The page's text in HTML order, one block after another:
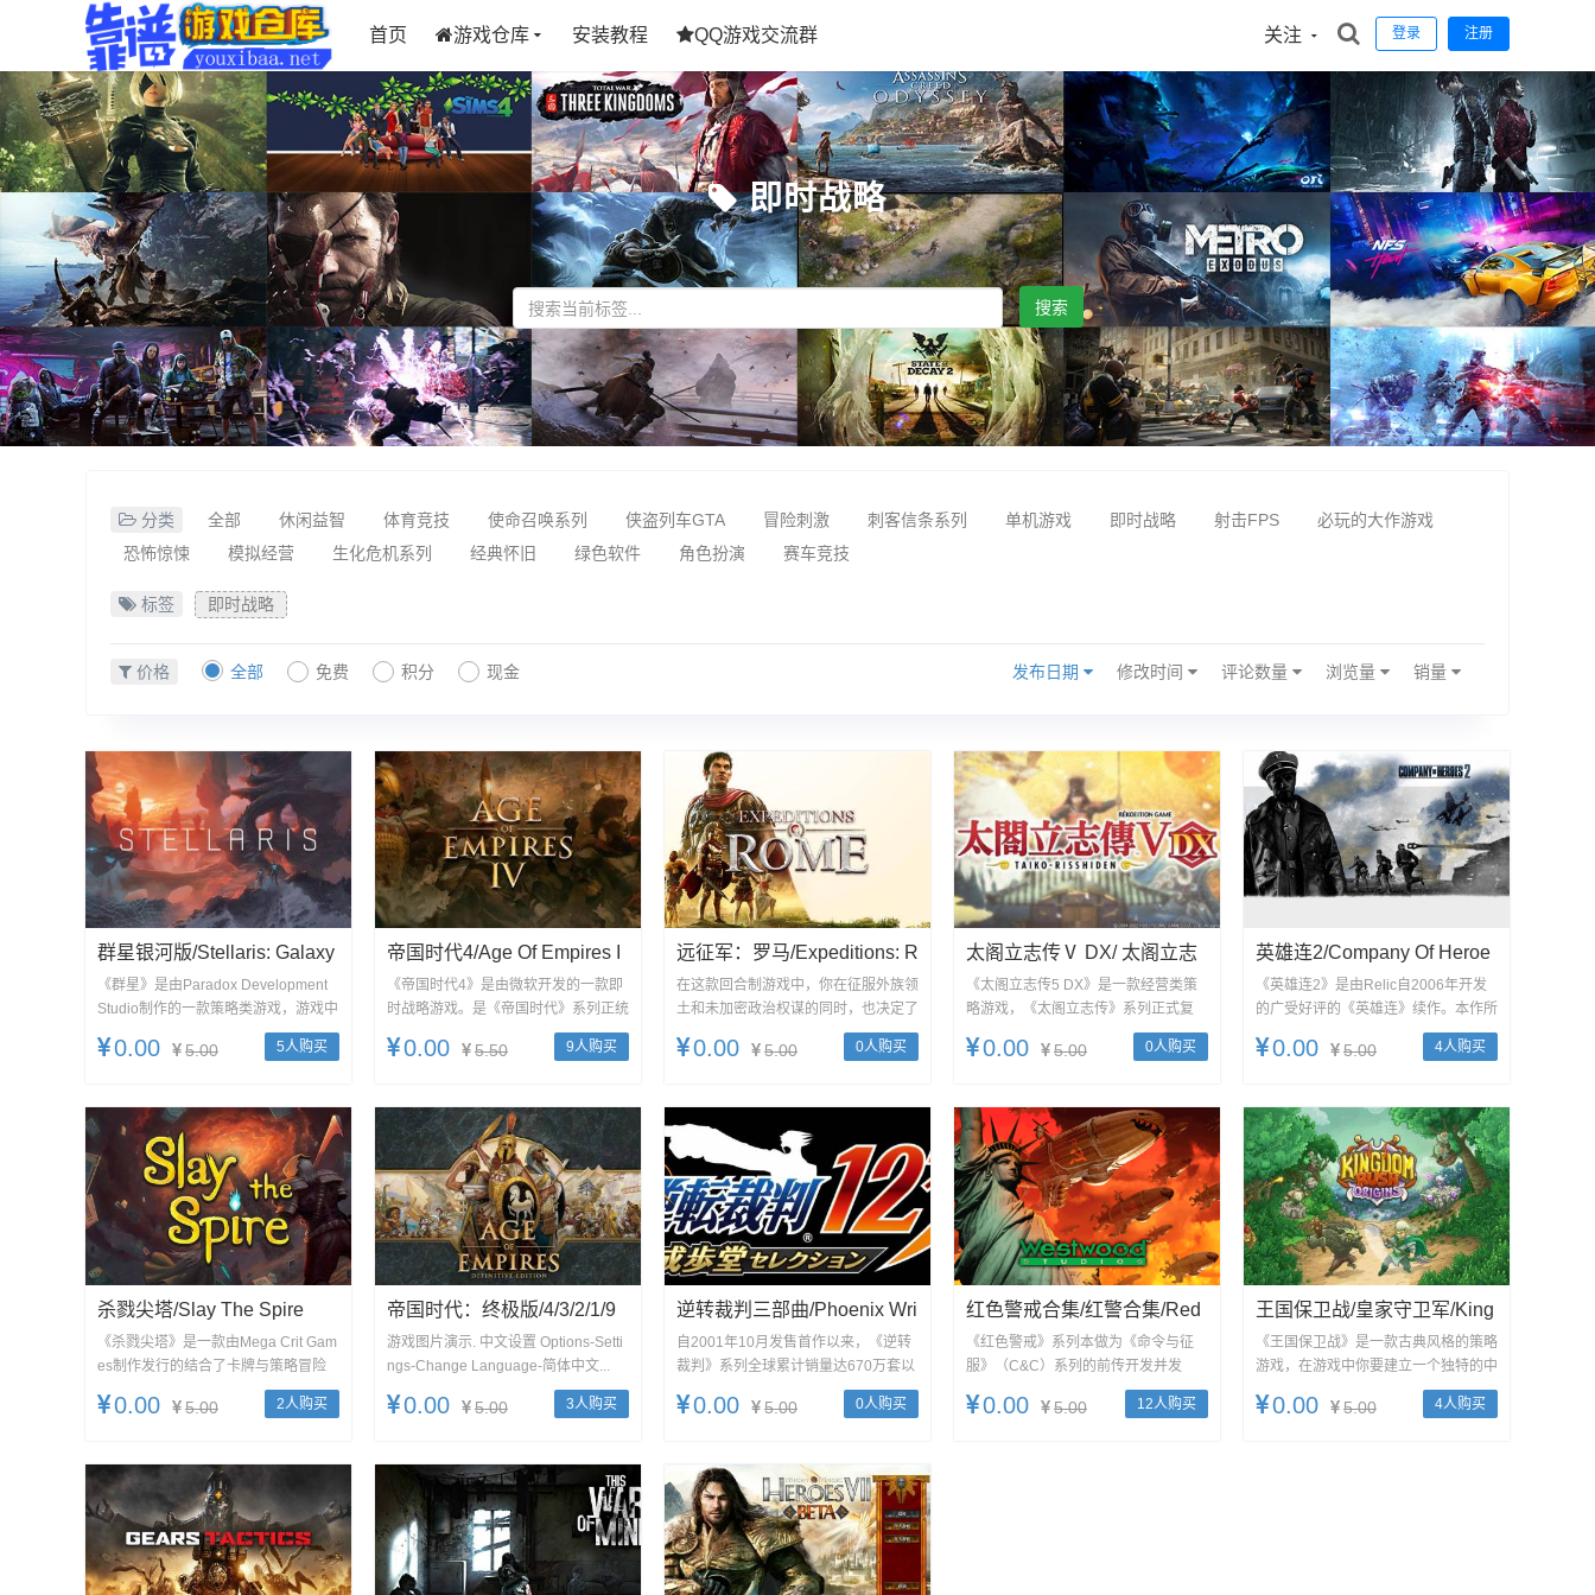
登录 注册
关注
首页 游戏仓库 安装教程 QQ游戏交流群
即时战略
搜索
分类 全部 休闲益智 体育竞技 使命召唤系列 侠盗列车GTA 冒险刺激 刺客信条系列 单机游戏 即时战略 射击FPS
必玩的大作游戏
恐怖惊悚
模拟经营 生化危机系列 经典怀旧 绿色软件 角色扮演 赛车竞技
标签 即时战略
价格 全部 免费 积分 现金 发布日期 修改时间 评论数量 浏览量 销量
群星银河版/Stellaris: Galaxy
Edition
《群星》是由Paradox Development
Studio制作的一款策略类游戏，游戏中
0.00 5.00 5人购买
帝国时代4/Age Of Empires I
V
《帝国时代4》是由微软开发的一款即
时战略游戏。是《帝国时代》系列正统
续作，该作品拥有15年以上的历史...
0.00 5.50 9人购买
远征军：罗马/Expeditions: R
Ome
在这款回合制游戏中，你在征服外族领
土和未加密政治权谋的同时，也决定了
罗马的命运。与你的禁卫军并肩作战...
0.00 5.00 0人购买
太阁立志传Ⅴ DX/ 太阁立志
传5 DX/Taiko Risshiden V D
X
《太阁立志传5 DX》是一款经营类策
略游戏，《太阁立志传》系列正式复
活！除新增100名新武将及新事件...
0.00 5.00 0人购买
英雄连2/Company Of Heroe
S 2/支持网络联机
《英雄连2》是由Relic自2006年开发
的广受好评的《英雄连》续作。本作所
0.00 5.00 4人购买
杀戮尖塔/Slay The Spire
《杀戮尖塔》是一款由Mega Crit Gam
es制作发行的结合了卡牌与策略冒险
0.00 5.00 2人购买
帝国时代：终极版/4/3/2/1/9
部合集/Age Of Empires: Defi
Nitive Edition
游戏图片演示. 中文设置 Options-Setti
ngs-Change Language-简体中文...
0.00 5.00 3人购买
逆转裁判三部曲/Phoenix Wri
Ght: Ace Attorney Trilogy
自2001年10月发售首作以来，《逆转
裁判》系列全球累计销量达670万套以
上。 本作是以法庭为舞台的...
0.00 5.00 0人购买
红色警戒合集/红警合集/Red
Alert
《红色警戒》系列本做为《命令与征
服》（C&C）系列的前传开发并发
行，后来单独成为一个系列。游...
0.00 5.00 12人购买
王国保卫战/皇家守卫军/King
Dom Rush 合集
《王国保卫战》是一款古典风格的策略
游戏，在游戏中你要建立一个独特的中
古城市，而且要保护它对抗邪恶公爵...
0.00 5.00 4人购买